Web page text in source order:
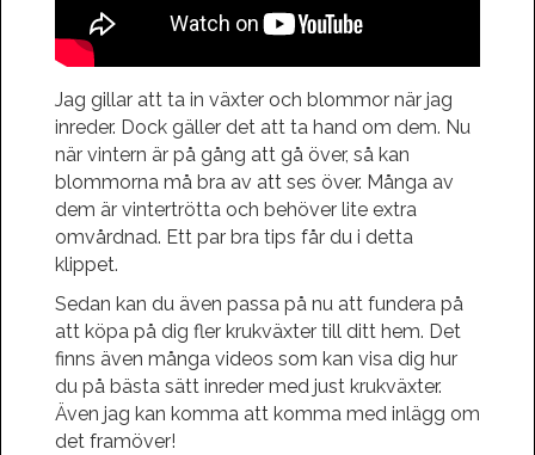
Jag gillar att ta in växter och blommor när jag
inreder. Dock gäller det att ta hand om dem. Nu
när vintern är på gång att gå över, så kan
blommorna må bra av att ses över. Många av
dem är vintertrötta och behöver lite extra
omvårdnad. Ett par bra tips får du i detta
klippet.
Sedan kan du även passa på nu att fundera på
att köpa på dig fler krukväxter till ditt hem. Det
finns även många videos som kan visa dig hur
du på bästa sätt inreder med just krukväxter.
Även jag kan komma att komma med inlägg om
det framöver!